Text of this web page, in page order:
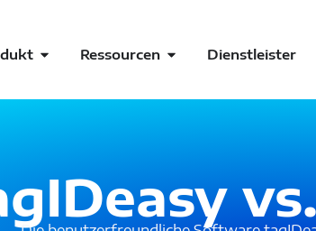
Ressourcen Dienstleister